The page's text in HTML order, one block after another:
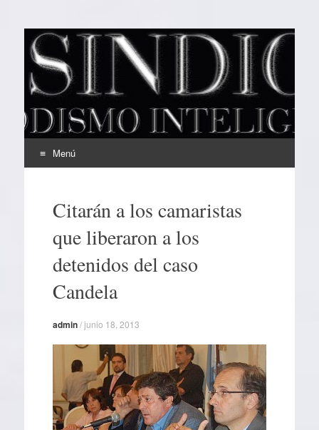
EL SINDICAL
Periodismo Inteligente
Menú
contenidoCitarán a los camaristas
que liberaron a los
detenidos del caso
Candela
admin/junio 18, 2013